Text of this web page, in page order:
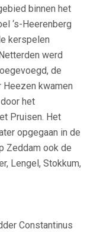
binnen het
‘s-Heerenberg
kerspelen
werd
de
Heezen kwamen
het
Pruisen. Het
opgegaan in de
Zeddam ook de
Lengel, Stokkum,
Constantinus